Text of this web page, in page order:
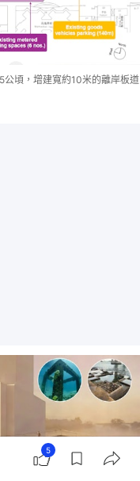
頃，增建寬約10米的離岸板道
5